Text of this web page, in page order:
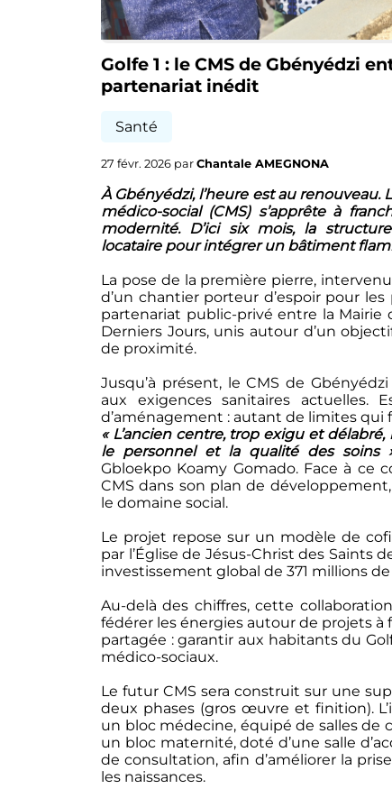
Golfe 1 : le CMS de Gbényédzi
partenariat inédit
Santé
27 févr. 2026 par Chantale AMEGNONA
À Gbényédzi, l’heure est au
médico-social (CMS) s’apprête à
modernité. D’ici six mois, la
locataire pour intégrer un bâtiment
La pose de la première pierre,
d’un chantier porteur d’espoir pour
partenariat public-privé entre la Mairie
Derniers Jours, unis autour d’un
de proximité.
Jusqu’à présent, le CMS de
aux exigences sanitaires actuelles.
d’aménagement : autant de limites qui
« L’ancien centre, trop exigu et
le personnel et la qualité des soins
Gbloekpo Koamy Gomado. Face à ce
CMS dans son plan de
le domaine social.
Le projet repose sur un modèle de
par l’Église de Jésus-Christ des Saints
investissement global de 371 millions de
Au-delà des chiffres, cette
fédérer les énergies autour de projets
partagée : garantir aux habitants du
médico-sociaux.
Le futur CMS sera construit sur une
deux phases (gros œuvre et finition).
un bloc médecine, équipé de salles de
un bloc maternité, doté d’une salle
de consultation, afin d’améliorer la
les naissances.